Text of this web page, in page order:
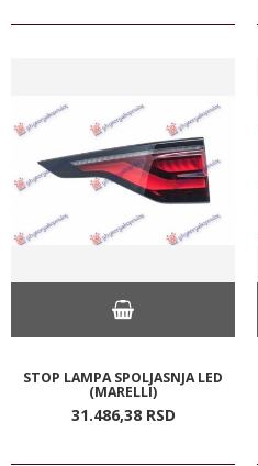
STOP LAMPA SPOLJASNJA LED
(MARELLI)
31.486,38 RSD